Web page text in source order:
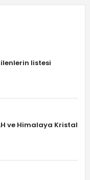
listesi
ve Himalaya Kristal